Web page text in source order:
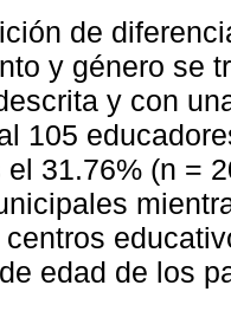
de
y género se
y con
105
el 31.76% (n =
edad de los